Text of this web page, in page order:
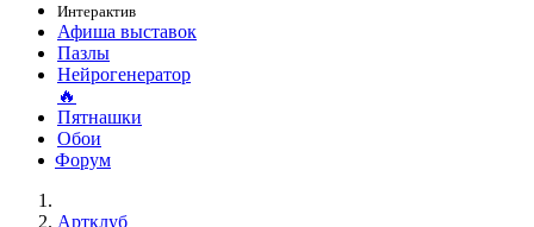
Интерактив
Афиша выставок
Пазлы
Нейрогенератор
🔥
Пятнашки
Обои
Форум
Артклуб